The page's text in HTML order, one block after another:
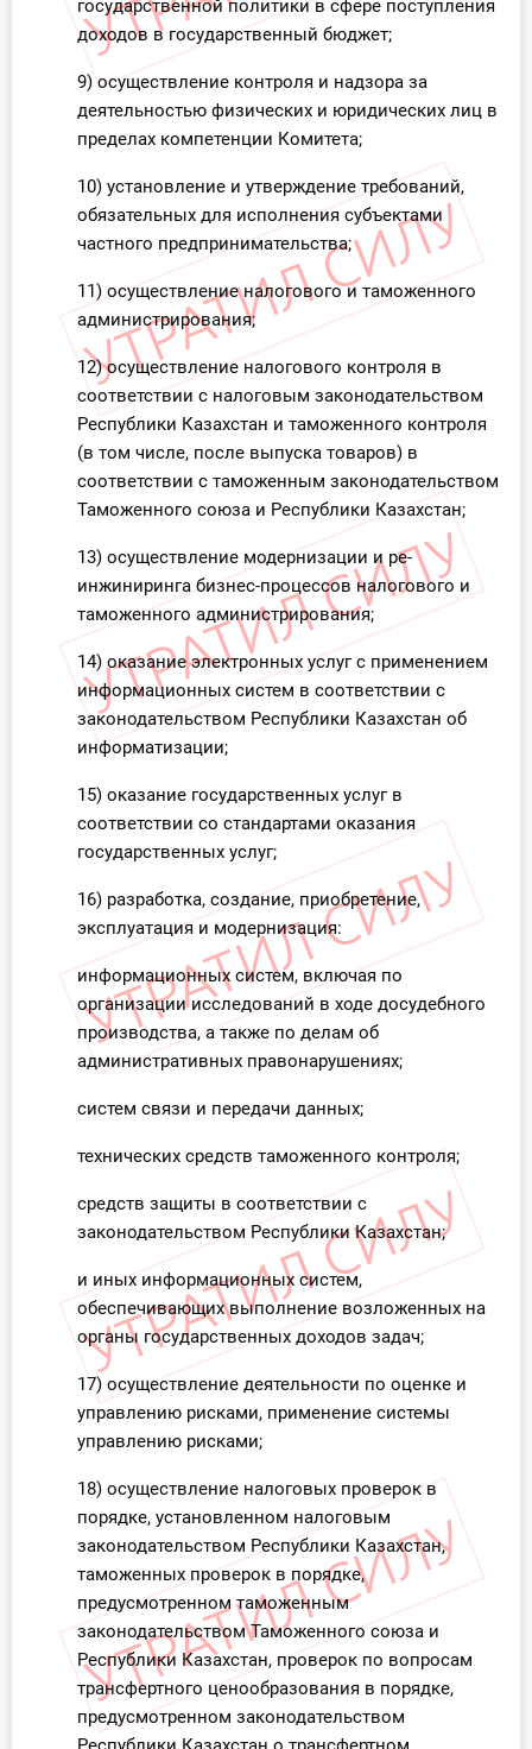
государственной политики в сфере поступления
доходов в государственный бюджет;
9) осуществление контроля и надзора за
деятельностью физических и юридических лиц в
пределах компетенции Комитета;
10) установление и утверждение требований,
обязательных для исполнения субъектами
частного предпринимательства;
11) осуществление налогового и таможенного
администрирования;
12) осуществление налогового контроля в
соответствии с налоговым законодательством
Республики Казахстан и таможенного контроля
(в том числе, после выпуска товаров) в
соответствии с таможенным законодательством
Таможенного союза и Республики Казахстан;
13) осуществление модернизации и ре-
инжиниринга бизнес-процессов налогового и
таможенного администрирования;
14) оказание электронных услуг с применением
информационных систем в соответствии с
законодательством Республики Казахстан об
информатизации;
15) оказание государственных услуг в
соответствии со стандартами оказания
государственных услуг;
16) разработка, создание, приобретение,
эксплуатация и модернизация:
информационных систем, включая по
организации исследований в ходе досудебного
производства, а также по делам об
административных правонарушениях;
систем связи и передачи данных;
технических средств таможенного контроля;
средств защиты в соответствии с
законодательством Республики Казахстан;
и иных информационных систем,
обеспечивающих выполнение возложенных на
органы государственных доходов задач;
17) осуществление деятельности по оценке и
управлению рисками, применение системы
управлению рисками;
18) осуществление налоговых проверок в
порядке, установленном налоговым
законодательством Республики Казахстан,
таможенных проверок в порядке,
предусмотренном таможенным
законодательством Таможенного союза и
Республики Казахстан, проверок по вопросам
трансфертного ценообразования в порядке,
предусмотренном законодательством